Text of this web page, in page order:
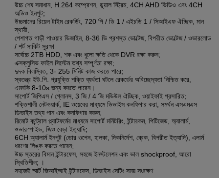
উচ্চ শেষ সমাধান, H.264 কম্প্রেশন, ডুয়াল স্ট্রিম, 4CH AHD ভিডিও এবং 4CH
অডিও ইনপুট;
উচ্চমানের রিয়েল টাইম রেকর্ডিং, 720 পি / ডি 1 / এইচডি 1 / সিআইএফ ঐচ্ছিক, মান
স্থায়ী;
পেশাগত গাড়ী পাওয়ার ডিজাইন, 8-36 ভি প্রশস্ত ভোল্টেজ, বিপরীত ভোল্টেজ / ওভারলোড
/ শর্ট সার্কিট সুরক্ষা
সর্বোচ্চ 2TB HDD, শক এবং ধুলো ক্ষতি থেকে DVR রক্ষা করুন;
এক্সক্লুসিভ ফাইল সিস্টেম তথ্য সম্পূর্ণতা রক্ষা;
দুদক বিলম্বিত, 3- 255 মিনিট কাজ করতে পারে;
স্বতন্ত্র ইউ.পি. প্রযুক্তি শক্তি ব্যর্থতা ঘটলে রেকর্ডের অবিচ্ছেদ্যতা নিশ্চিত করে,
এমনকি 8-10s জন্য করতে পারেন।
সাপোর্ট জিপিএস / গ্লোনস, 3 জি / 4 জি মডিউল ঐচ্ছিক, ওয়াইফাই প্রসারিত;
শক্তিশালী নেটওয়ার্ক, IE ওয়েবের মাধ্যমে ডিভাইস কনফিগার করা, সমর্থন এসএমএস
ডিভাইস তথ্য পান এবং কনফিগার করুন;
রিমোট কন্ট্রোল প্ল্যাটফর্মের মাধ্যমে সাপোর্ট মনিটরিং, ইন্টারকম, পিটিজেড, অ্যালার্ম,
ওভারস্পাইড, জিও বেড়া ইত্যাদি;
6CH অ্যালার্ম ইনপুট (ডোর ওপেন, হালকা, দিকনির্দেশ, ব্রেক, বিপরীত ইত্যাদি), এলার্ম
ধরণের লিঙ্ক করতে পারেন;
উচ্চ স্তরের বিমান ইন্টারফেস, সহজে ইনস্টলেশন এবং ভাল shockproof, আরো
স্থিতিশীল; ।
সহজেই স্মার্ট জিআইআই ইন্টারফেস, ডিভাইস সেটিং সময় সংরক্ষণ